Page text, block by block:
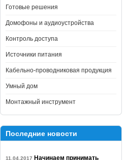
Готовые решения
Домофоны и аудиоустройства
Контроль доступа
Источники питания
Кабельно-проводниковая продукция
Умный дом
Монтажный инструмент
Последние новости
11.04.2017 Начинаем принимать